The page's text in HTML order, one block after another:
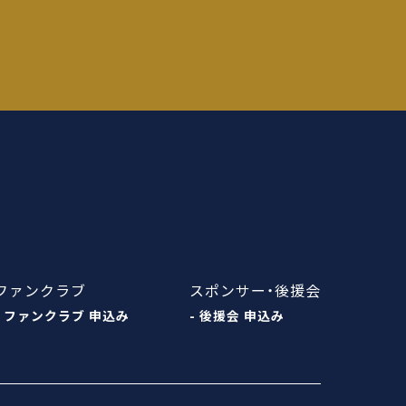
ァンクラブ
ァンクラブ 申込み
スポンサー・後援会
- 後援会 申込み